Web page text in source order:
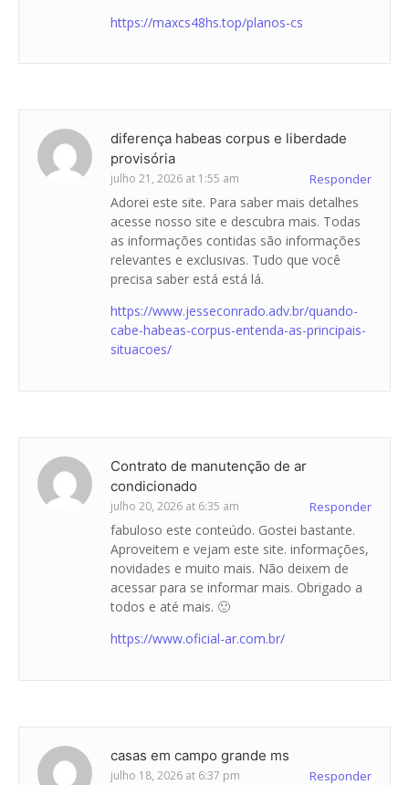
https://maxcs48hs.top/planos-cs
diferença habeas corpus e liberdade
provisória
julho 21, 2026 at 1:55 am Responder
Adorei este site. Para saber mais detalhes
acesse nosso site e descubra mais. Todas
as informações contidas são informações
relevantes e exclusivas. Tudo que você
precisa saber está está lá.
https://www.jesseconrado.adv.br/quando-
cabe-habeas-corpus-entenda-as-principais-
situacoes/
Contrato de manutenção de ar
condicionado
julho 20, 2026 at 6:35 am Responder
fabuloso este conteúdo. Gostei bastante.
Aproveitem e vejam este site. informações,
novidades e muito mais. Não deixem de
acessar para se informar mais. Obrigado a
todos e até mais. 🙂
https://www.oficial-ar.com.br/
casas em campo grande ms
julho 18, 2026 at 6:37 pm Responder